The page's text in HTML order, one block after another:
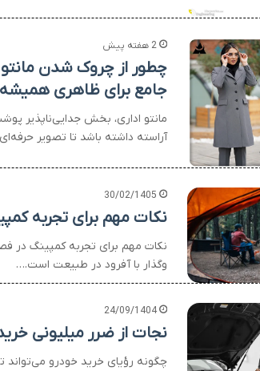
2 هفته پیش
چطور از چروک شدن مانتو
جامع برای ظاهری همیشه
مانتو اداری، بخش جدایی‌ناپذیر
آراسته داشته باشد تا تصویر
30/02/1405
نکات مهم برای تجربه
نکات مهم برای تجربه کمپینگ در
وگذار با آفرود در طبیعت است.…
24/09/1404
نجات از ضرر میلیونی
چگونه رؤیای خرید خودرو می‌تواند